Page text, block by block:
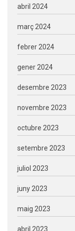
abril 2024
març 2024
febrer 2024
gener 2024
desembre 2023
novembre 2023
octubre 2023
setembre 2023
juliol 2023
juny 2023
maig 2023
abril 2023